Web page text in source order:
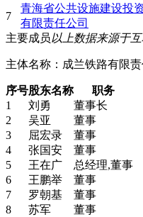
7
青海省公共设施建设投
有限责任公司
主要成员以上数据来源于
主体名称： 成兰铁路有限责
序号股东名称
职务
1
刘勇
董事长
2
吴亚
董事
3
屈宏录
董事
4
张国安
董事
5
王在广
总经理,董事
6
王鹏举
董事
7
罗朝基
董事
8
苏军
董事